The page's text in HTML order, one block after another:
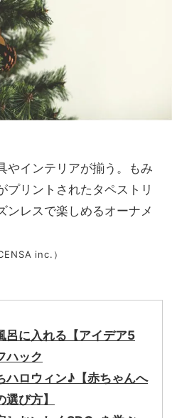
やインテリアが揃う。もみ
プリントされたタペストリ
レスで楽しめるオーナメ
inc.）
に入れる【アイデア5
ハック
ロウィン♪【赤ちゃんへ
び方】